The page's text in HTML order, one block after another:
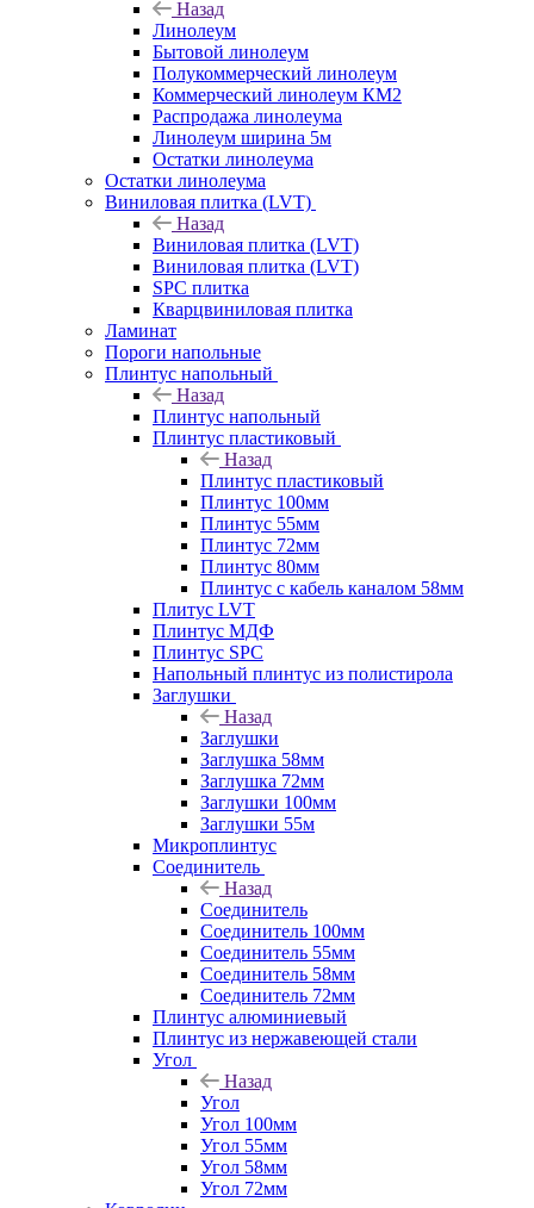
Назад
Линолеум
Бытовой линолеум
Полукоммерческий линолеум
Коммерческий линолеум КМ2
Распродажа линолеума
Линолеум ширина 5м
Остатки линолеума
Остатки линолеума
Виниловая плитка (LVT)
Назад
Виниловая плитка (LVT)
Виниловая плитка (LVT)
SPC плитка
Кварцвиниловая плитка
Ламинат
Пороги напольные
Плинтус напольный
Назад
Плинтус напольный
Плинтус пластиковый
Назад
Плинтус пластиковый
Плинтус 100мм
Плинтус 55мм
Плинтус 72мм
Плинтус 80мм
Плинтус с кабель каналом 58мм
Плитус LVT
Плинтус МДФ
Плинтус SPC
Напольный плинтус из полистирола
Заглушки
Назад
Заглушки
Заглушка 58мм
Заглушка 72мм
Заглушки 100мм
Заглушки 55м
Микроплинтус
Соединитель
Назад
Соединитель
Соединитель 100мм
Соединитель 55мм
Соединитель 58мм
Соединитель 72мм
Плинтус алюминиевый
Плинтус из нержавеющей стали
Угол
Назад
Угол
Угол 100мм
Угол 55мм
Угол 58мм
Угол 72мм